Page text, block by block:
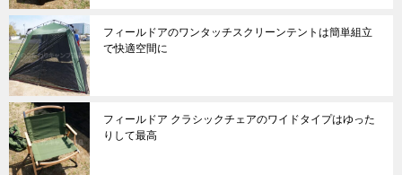
フィールドアのワンタッチスクリーンテントは簡単組立
で快適空間に
フィールドア クラシックチェアのワイドタイプはゆった
りして最高